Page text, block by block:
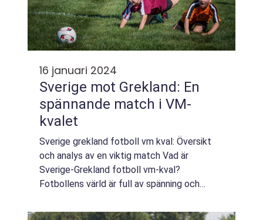
16 januari 2024
Sverige mot Grekland: En
spännande match i VM-
kvalet
Sverige grekland fotboll vm kval: Översikt
och analys av en viktig match Vad är
Sverige-Grekland fotboll vm-kval?
Fotbollens värld är full av spänning och
Sverige och Grekland står inför en avgörande